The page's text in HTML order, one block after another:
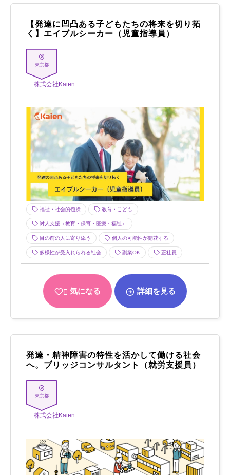
【発達に凹凸ある子どもたちの将来を切り拓
く】エイブルシーカー（児童指導員）
東京都
株式会社Kaien
福祉・社会的包摂 教育・こども
対人支援（教育・保育・医療・福祉）
目の前の人に寄り添う 個人の可能性が開花する
多様性が受入れられる社会 副業OK 正社員
気になる 詳細を見る
発達・精神障害の特性を活かして働ける社会
へ。ブリッジコンサルタント（就労支援員）
東京都
株式会社Kaien